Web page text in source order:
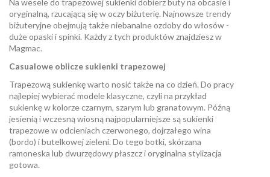
oryginalną, rzucającą się w oczy biżuterię. Najnowsze trendy
biżuteryjne obejmują także niebanalne ozdoby do włosów -
duże opaski i spinki. Każdy z tych produktów znajdziesz w
Magmac.
Casualowe oblicze sukienki trapezowej
Trapezową sukienkę warto nosić także na co dzień. Do pracy
najlepiej wybierać modele klasyczne, czyli na przykład
sukienkę w kolorze czarnym, szarym lub granatowym. Późną
jesienią i wczesną wiosną najpopularniejsze są sukienki
trapezowe w odcieniach czerwonego, dojrzałego wina
(bordo) i butelkowej zieleni. Do tego botki, skórzana
ramoneska lub dwurzędowy płaszcz i oryginalna stylizacja
gotowa.